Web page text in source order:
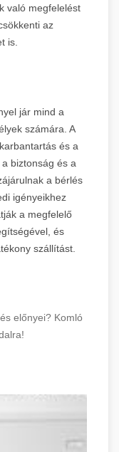
való megfelelést
az
is.
jár mind a
számára. A
és a
biztonság és a
a bérlés
igényeikhez
a megfelelő
és
szállítást.
előnyei? Komló